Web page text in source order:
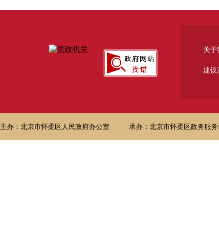
关于
建议
主办：北京市怀柔区人民政府办公室 承办：北京市怀柔区政务服